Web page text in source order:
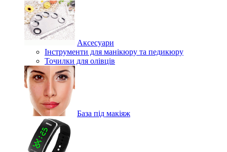
Аксесуари
Інструменти для манікюру та педикюру
Точилки для олівців
База під макіяж